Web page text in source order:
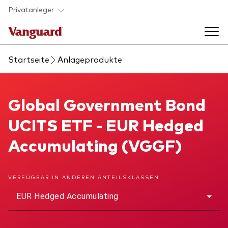
Skip to main content
Privatanleger
Indexfonds & ETFs
Produkte handeln
Anbieterliste
Wissen
Back to main menu
Über uns
Startseite Anlageprodukte
Global Government Bond UCITS ETF
Global Government Bond
UCITS ETF - EUR Hedged
Accumulating (VGGF)
VERFÜGBAR IN ANDEREN ANTEILSKLASSEN
EUR Hedged Accumulating